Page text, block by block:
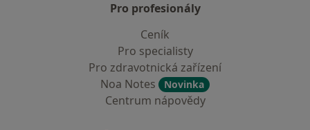
Pro profesionály
Ceník
Pro specialisty
Pro zdravotnická zařízení
Noa Notes
Novinka
Centrum nápovědy